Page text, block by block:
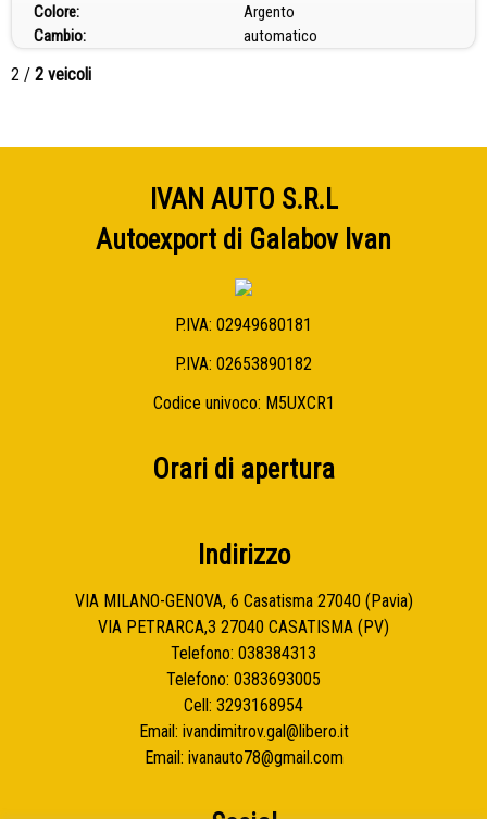
Colore:
Argento
Cambio:
automatico
2 / 2 veicoli
IVAN AUTO S.R.L
Autoexport di Galabov Ivan
P.IVA: 02949680181
P.IVA: 02653890182
Codice univoco: M5UXCR1
Orari di apertura
Indirizzo
VIA MILANO-GENOVA, 6 Casatisma 27040 (Pavia)
VIA PETRARCA,3 27040 CASATISMA (PV)
Telefono: 038384313
Telefono: 0383693005
Cell: 3293168954
Email: ivandimitrov.gal@libero.it
Email: ivanauto78@gmail.com